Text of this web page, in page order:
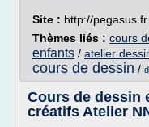
Site : http://pegasus.fr
Thèmes liés : cours
enfants / atelier
cours de dessin /
Cours de dessin
créatifs Atelier